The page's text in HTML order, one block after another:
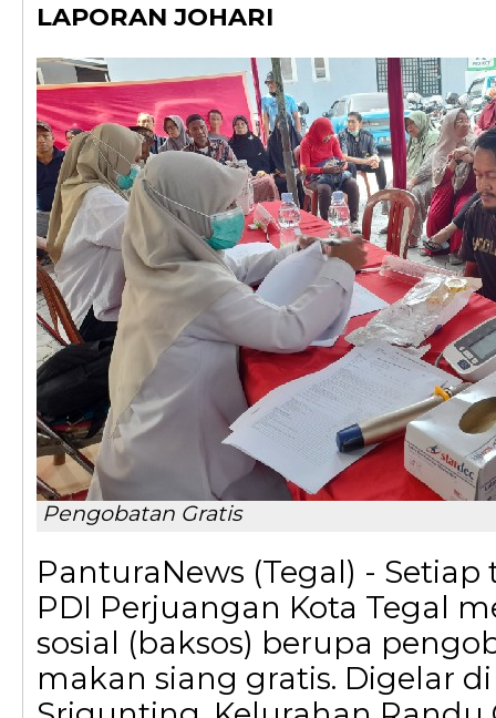
LAPORAN JOHARI
Pengobatan Gratis
PanturaNews (Tegal) - Setiap
PDI Perjuangan Kota Tegal
sosial (baksos) berupa
makan siang gratis. Digelar